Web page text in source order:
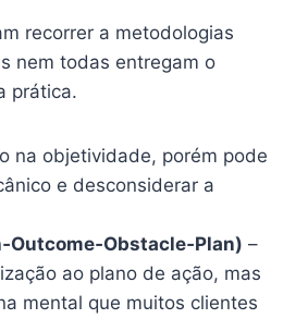
recorrer a metodologias
nem todas entregam o
prática.
na objetividade, porém pode
e desconsiderar a
–
ao plano de ação, mas
mental que muitos clientes